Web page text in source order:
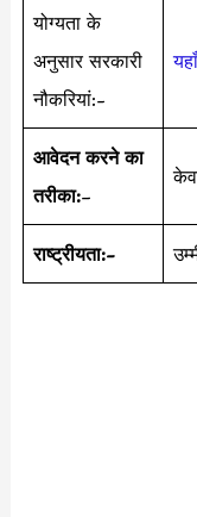
योग्यता के
अनुसार सरकारी
नौकरियां:-
आवेदन करने का
तरीका:–
राष्ट्रीयता:-